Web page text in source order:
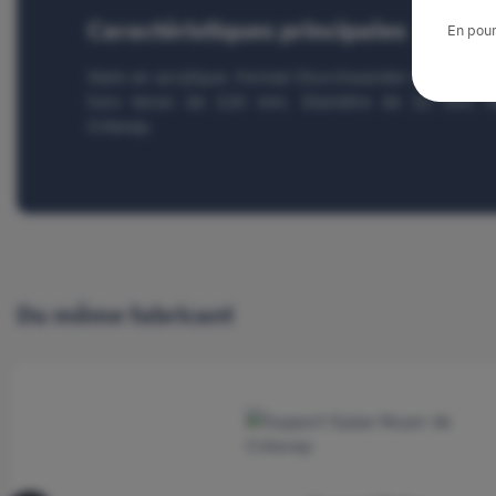
Caractéristiques principales
Stem en acrylique. Format Churchwarden 5
hors tenon de 120 mm. Diamètre de 12 mm.
Du même fabricant
En